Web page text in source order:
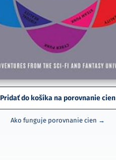
Pridať do košíka na porovnanie cien
Ako funguje porovnanie cien →